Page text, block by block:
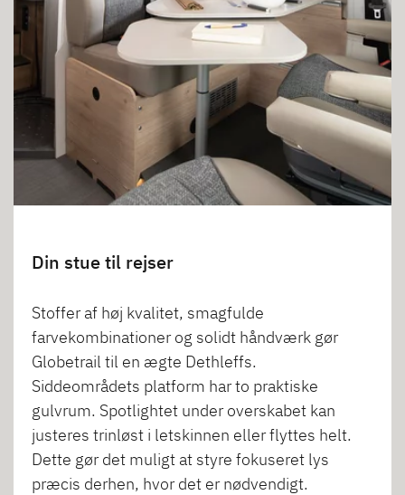
Din stue til rejser
Stoffer af høj kvalitet, smagfulde
farvekombinationer og solidt håndværk gør
Globetrail til en ægte Dethleffs.
Siddeområdets platform har to praktiske
gulvrum. Spotlightet under overskabet kan
justeres trinløst i letskinnen eller flyttes helt.
Dette gør det muligt at styre fokuseret lys
præcis derhen, hvor det er nødvendigt.